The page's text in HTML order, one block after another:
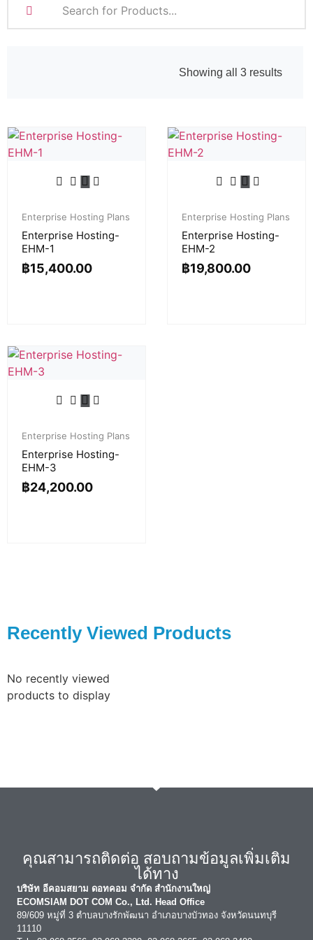
Showing all 3 results
Enterprise Hosting Plans
Enterprise Hosting-
EHM-1
฿15,400.00
Enterprise Hosting Plans
Enterprise Hosting-
EHM-2
฿19,800.00
Enterprise Hosting Plans
Enterprise Hosting-
EHM-3
฿24,200.00
Recently Viewed Products
No recently viewed
products to display
คุณสามารถติดต่อ สอบถามข้อมูลเพิ่มเติม
ได้ทาง
บริษัท อีคอมสยาม ดอทคอม จำกัด สำนักงานใหญ่
ECOMSIAM DOT COM Co., Ltd. Head Office
89/609 หมู่ที่ 3 ตำบลบางรักพัฒนา อำเภอบางบัวทอง จังหวัดนนทบุรี
11110